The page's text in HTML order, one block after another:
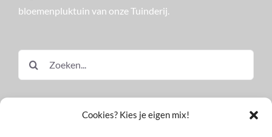
Cookies? Kies je eigen mix!
bloemenpluktuin van onze Tuinderij.
naar: